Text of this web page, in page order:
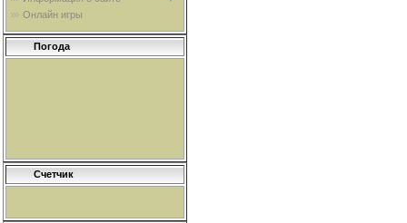
Онлайн игры
Погода
Счетчик